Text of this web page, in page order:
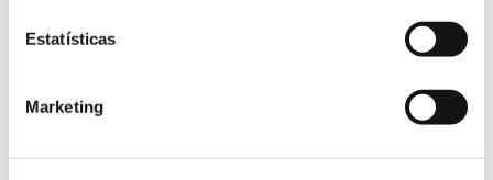
Estatísticas
Marketing
25.06.2026
Natureza e florestas procuram jovens voluntários